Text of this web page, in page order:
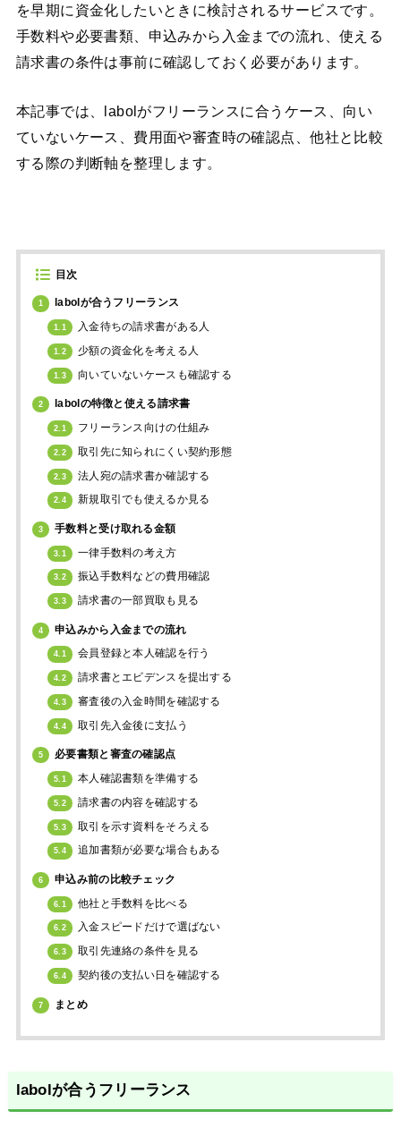
を早期に資金化したいときに検討されるサービスです。
手数料や必要書類、申込みから入金までの流れ、使える
請求書の条件は事前に確認しておく必要があります。
本記事では、labolがフリーランスに合うケース、向い
ていないケース、費用面や審査時の確認点、他社と比較
する際の判断軸を整理します。
目次
1 labolが合うフリーランス
1.1 入金待ちの請求書がある人
1.2 少額の資金化を考える人
1.3 向いていないケースも確認する
2 labolの特徴と使える請求書
2.1 フリーランス向けの仕組み
2.2 取引先に知られにくい契約形態
2.3 法人宛の請求書か確認する
2.4 新規取引でも使えるか見る
3 手数料と受け取れる金額
3.1 一律手数料の考え方
3.2 振込手数料などの費用確認
3.3 請求書の一部買取も見る
4 申込みから入金までの流れ
4.1 会員登録と本人確認を行う
4.2 請求書とエビデンスを提出する
4.3 審査後の入金時間を確認する
4.4 取引先入金後に支払う
5 必要書類と審査の確認点
5.1 本人確認書類を準備する
5.2 請求書の内容を確認する
5.3 取引を示す資料をそろえる
5.4 追加書類が必要な場合もある
6 申込み前の比較チェック
6.1 他社と手数料を比べる
6.2 入金スピードだけで選ばない
6.3 取引先連絡の条件を見る
6.4 契約後の支払い日を確認する
7 まとめ
labolが合うフリーランス